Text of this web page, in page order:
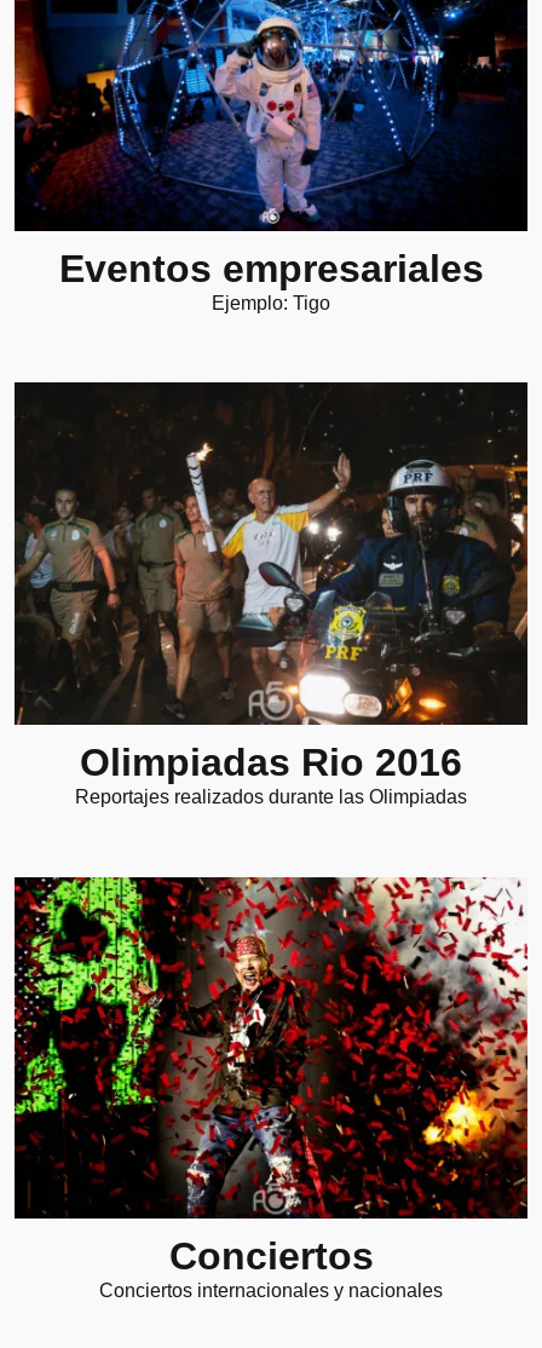
Eventos empresariales
Ejemplo: Tigo
Olimpiadas Rio 2016
Reportajes realizados durante las Olimpiadas
Conciertos
Conciertos internacionales y nacionales